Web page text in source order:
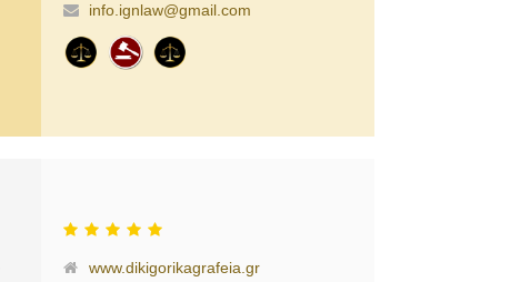
info.ignlaw@gmail.com
www.dikigorikagrafeia.gr